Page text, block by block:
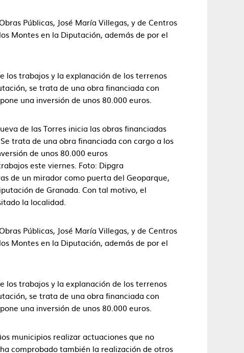
Públicas, José María Villegas, y de Centros
Montes en la Diputación, además de por el
trabajos y la explanación de los terrenos
se trata de una obra financiada con
una inversión de unos 80.000 euros.
de las Torres inicia las obras financiadas
trata de una obra financiada con cargo a los
de unos 80.000 euros
este viernes. Foto: Dipgra
de un mirador como puerta del Geoparque,
de Granada. Con tal motivo, el
la localidad.
Públicas, José María Villegas, y de Centros
Montes en la Diputación, además de por el
trabajos y la explanación de los terrenos
se trata de una obra financiada con
una inversión de unos 80.000 euros.
municipios realizar actuaciones que no
comprobado también la realización de otros